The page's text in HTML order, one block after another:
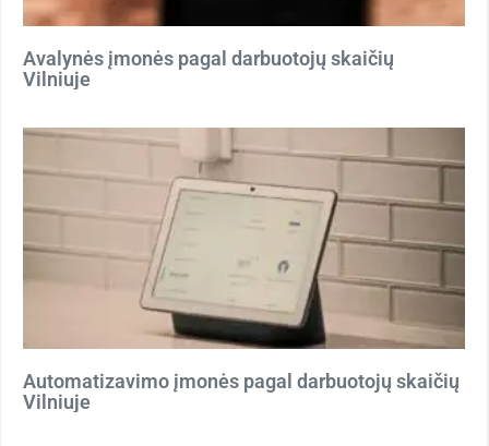
Avalynės įmonės pagal darbuotojų skaičių
Vilniuje
Automatizavimo įmonės pagal darbuotojų skaičių
Vilniuje